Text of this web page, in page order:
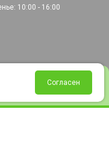
Избранное Корзина
10:00 - 16:00
Согласен